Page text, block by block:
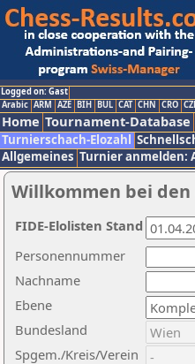
Logged on: Gast
Arabic ARM AZE BIH BUL CAT CHN CRO
Home Tournament-Database
Turnierschach-Elozahl
Allgemeines Turnier anmelden:
Willkommen bei den
Nachname
Ebene
Personennummer
Bundesland
Spgem./Kreis/Verein
FIDE-Elolisten Stand